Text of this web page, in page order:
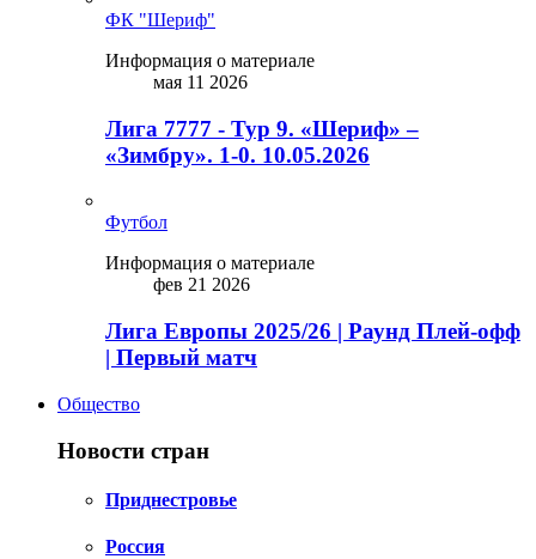
ФК "Шериф"
Информация о материале
мая 11 2026
Лига 7777 - Тур 9. «Шериф» –
«Зимбру». 1-0. 10.05.2026
Футбол
Информация о материале
фев 21 2026
Лига Европы 2025/26 | Раунд Плей-офф
| Первый матч
Общество
Новости стран
Приднестровье
Россия